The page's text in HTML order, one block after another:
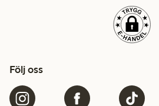
Följ oss